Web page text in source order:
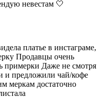
невестам 🤍
платье в инстаграме,
Продавцы очень
примерки Даже не смотря
и предложили чай/кофе
меркам достаточно